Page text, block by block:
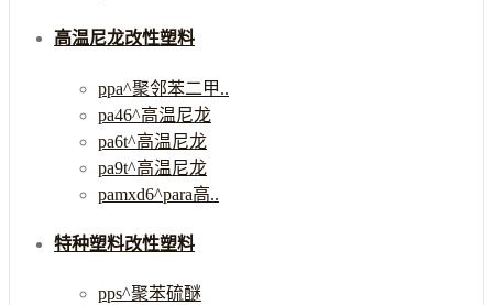
高温尼龙改性塑料
ppa^聚邻苯二甲..
pa46^高温尼龙
pa6t^高温尼龙
pa9t^高温尼龙
pamxd6^para高..
特种塑料改性塑料
pps^聚苯硫醚